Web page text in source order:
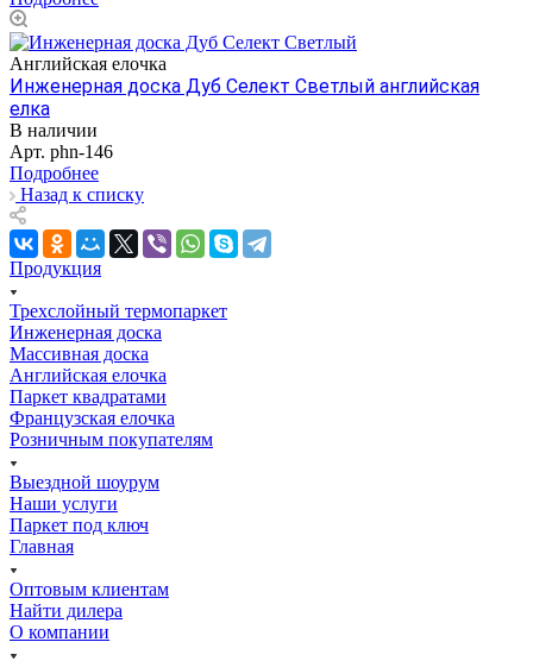
Английская елочка
Инженерная доска Дуб Селект Светлый английская
елка
В наличии
Арт. phn-146
Подробнее
Назад к списку
Продукция
Трехслойный термопаркет
Инженерная доска
Массивная доска
Английская елочка
Паркет квадратами
Французская елочка
Розничным покупателям
Выездной шоурум
Наши услуги
Паркет под ключ
Главная
Оптовым клиентам
Найти дилера
О компании